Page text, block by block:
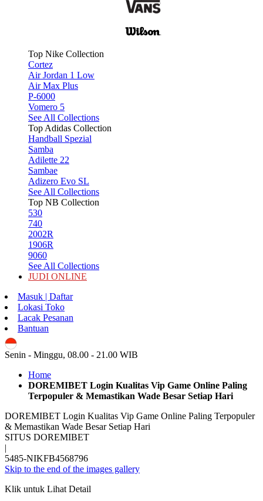
Top Nike Collection
Cortez
Air Jordan 1 Low
Air Max Plus
P-6000
Vomero 5
See All Collections
Top Adidas Collection
Handball Spezial
Samba
Adilette 22
Sambae
Adizero Evo SL
See All Collections
Top NB Collection
530
740
2002R
1906R
9060
See All Collections
JUDI ONLINE
Masuk | Daftar
Lokasi Toko
Lacak Pesanan
Bantuan
Senin - Minggu, 08.00 - 21.00 WIB
Home
DOREMIBET Login Kualitas Vip Game Online Paling
Terpopuler & Memastikan Wade Besar Setiap Hari
DOREMIBET Login Kualitas Vip Game Online Paling Terpopuler
& Memastikan Wade Besar Setiap Hari
SITUS DOREMIBET
|
5485-NIKFB4568796
Skip to the end of the images gallery
Klik untuk Lihat Detail